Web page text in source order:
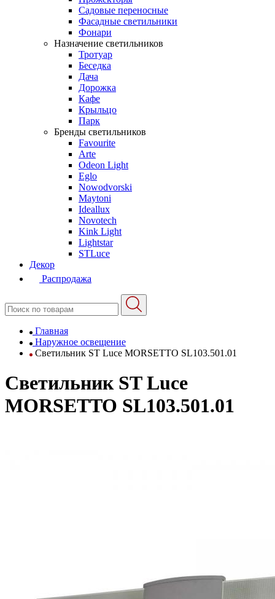
Садовые переносные
Фасадные светильники
Фонари
Назначение светильников
Тротуар
Беседка
Дача
Дорожка
Кафе
Крыльцо
Парк
Бренды светильников
Favourite
Arte
Odeon Light
Eglo
Nowodvorski
Maytoni
Ideallux
Novotech
Kink Light
Lightstar
STLuce
Декор
Распродажа
Главная
Наружное освещение
Светильник ST Luce MORSETTO SL103.501.01
Светильник ST Luce
MORSETTO SL103.501.01